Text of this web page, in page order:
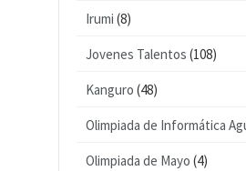
Irumi (8)
Jovenes Talentos (108)
Kanguro (48)
Olimpiada de Informática
Olimpiada de Mayo (4)